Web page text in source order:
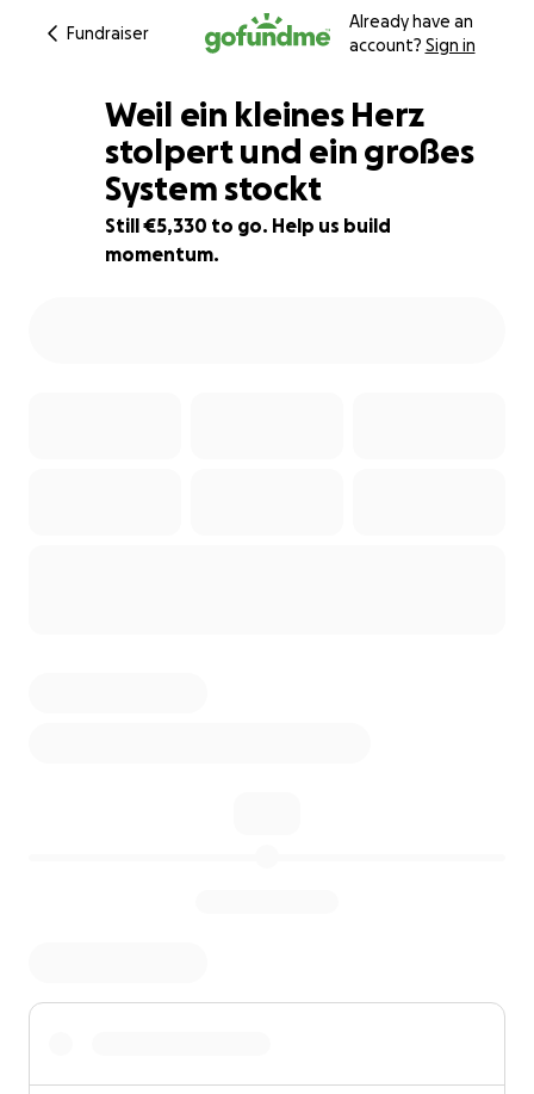
Fundraiser
Already have an
account? Sign in
18% complete
Weil ein kleines Herz
stolpert und ein großes
System stockt
Still €5,330 to go. Help us build
momentum.